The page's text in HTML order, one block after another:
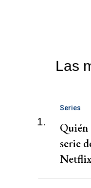
Las
1.
Series
Quién
serie